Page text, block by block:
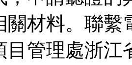
關材料。聯
目管理處浙